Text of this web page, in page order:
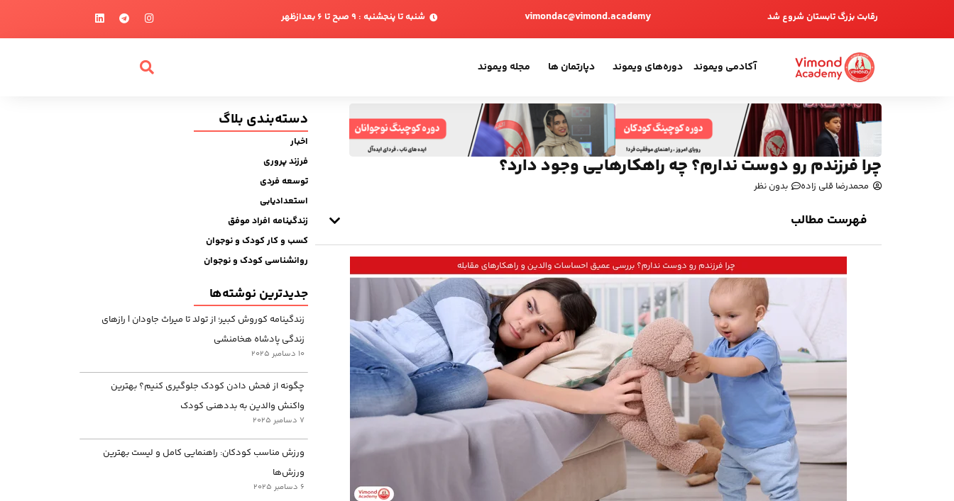
رقابت بزرگ تابستان شروع شد vimondac@vimond.academy شنبه تا پنجشنبه : 9 صبح تا 6 بعدازظهر
آکادمی ویموند دوره‌های ویموند دپارتمان ها مجله ویموند
چرا فرزندم رو دوست ندارم؟ چه راهکارهایی وجود دارد؟
محمدرضا قلی زاده بدون نظر
فهرست مطالب
دسته‌بندی بلاگ
اخبار
فرزند پروری
توسعه فردی
استعدادیابی
زندگینامه افراد موفق
کسب و کار کودک و نوجوان
روانشناسی کودک و نوجوان
جدیدترین نوشته‌ها
زندگینامه کوروش کبیر؛ از تولد تا میراث جاودان | رازهای
زندگی پادشاه هخامنشی
10 دسامبر 2025
چگونه از فحش دادن کودک جلوگیری کنیم؟ بهترین
واکنش والدین به بددهنی کودک
7 دسامبر 2025
ورزش مناسب کودکان: راهنمایی کامل و لیست بهترین
ورزش‌ها
6 دسامبر 2025